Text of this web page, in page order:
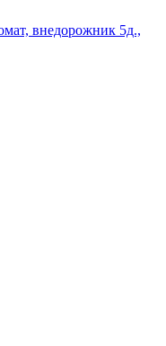
внедорожник 5д.,